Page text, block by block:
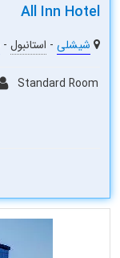
All Inn Hotel
شیشلی - استانبول -
Standard Room